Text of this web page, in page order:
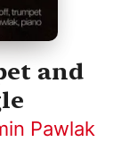
and
Pawlak